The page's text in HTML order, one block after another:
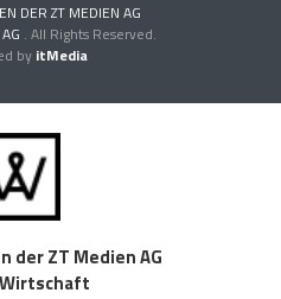
DER ZT MEDIEN AG
. All Rights Reserved.
by itMedia
der ZT Medien AG